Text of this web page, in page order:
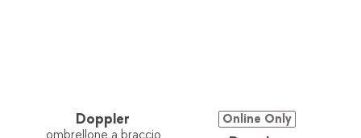
Doppler Online Only